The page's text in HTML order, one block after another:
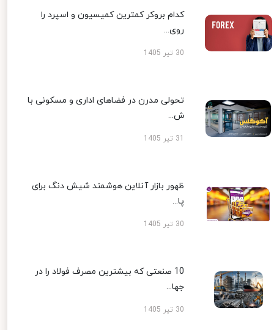
کدام بروکر کمترین کمیسیون و اسپرد را
روی...
30 تیر 1405
تحولی مدرن در فضاهای اداری و مسکونی با
ش...
ظهور بازار آنلاین هوشمند شیش دنگ برای
پا...
30 تیر 1405
10 صنعتی که بیشترین مصرف فولاد را در
جها...
30 تیر 1405